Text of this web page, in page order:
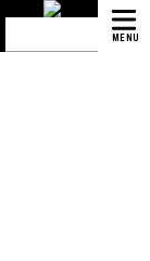
MENU